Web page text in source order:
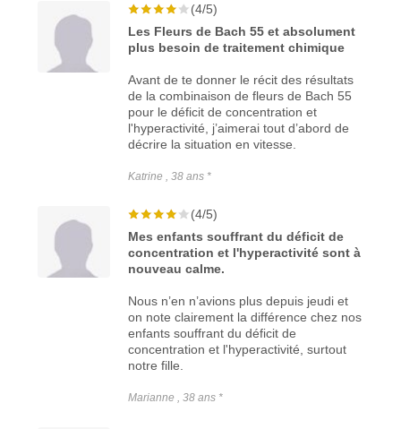
(4/5)
Les Fleurs de Bach 55 et absolument
plus besoin de traitement chimique
Avant de te donner le récit des résultats
de la combinaison de fleurs de Bach 55
pour le déficit de concentration et
l'hyperactivité, j’aimerai tout d’abord de
décrire la situation en vitesse.
Katrine , 38 ans *
(4/5)
Mes enfants souffrant du déficit de
concentration et l'hyperactivité sont à
nouveau calme.
Nous n’en n’avions plus depuis jeudi et
on note clairement la différence chez nos
enfants souffrant du déficit de
concentration et l'hyperactivité, surtout
notre fille.
Marianne , 38 ans *